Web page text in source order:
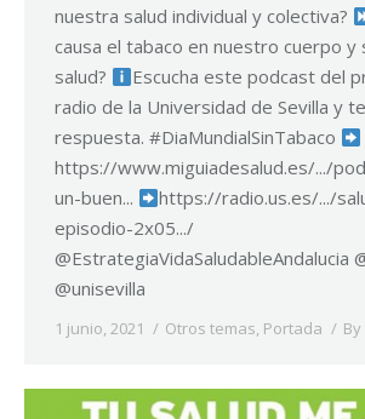
nuestra salud individual y colectiva?
causa el tabaco en nuestro cuerpo
salud?
Escucha este podcast del
radio de la Universidad de Sevilla y
respuesta. #DiaMundialSinTabaco
https://www.miguiadesalud.es/.../
un-buen...
https://radio.us.es/.../
episodio-2x05.../
@EstrategiaVidaSaludableAndalucia
@unisevilla
1 junio, 2021 Otros temas, Portada By